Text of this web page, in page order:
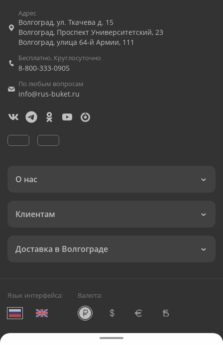
Адрес
Волгоград, ул. Ткачева д. 15
Волгоград, Проспект Университетский, 23
Волгоград, улица 64-й Армии, 111
Бесплатно. Круглосуточно
8-800-333-0905
По любым вопросам
info@rus-buket.ru
О нас
Клиентам
Доставка в Волгограде
Язык интерфейса: Валюта:
Служба круглосуточной доставки цветов в Волгограде